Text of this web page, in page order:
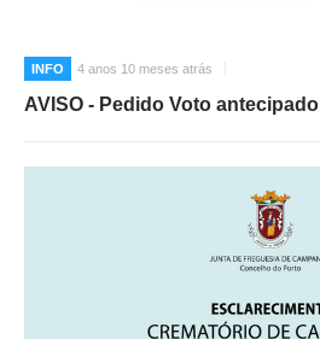
INFO 4 anos 10 meses atrás
AVISO - Pedido Voto antecipado